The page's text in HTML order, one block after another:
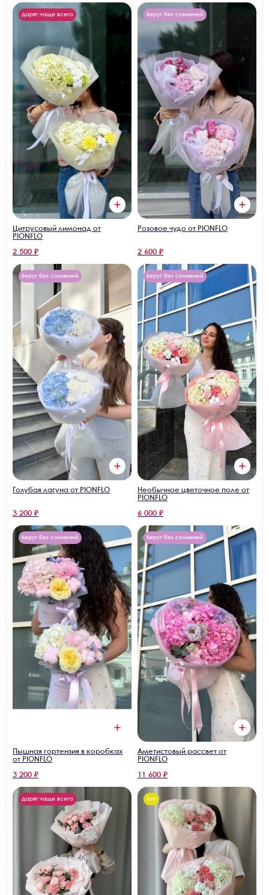
Дарят чаще всего
Цитрусовый лимонад от
PIONFLO
2 500 ₽
Берут без сомнений
Розовое чудо от PIONFLO
2 600 ₽
Берут без сомнений
Голубая лагуна от PIONFLO
3 200 ₽
Берут без сомнений
Необычное цветочное поле от
PIONFLO
6 000 ₽
Берут без сомнений
Пышная гортензия в коробках
от PIONFLO
3 200 ₽
Берут без сомнений
Аметистовый рассвет от
PIONFLO
11 600 ₽
Дарят чаще всего Хит